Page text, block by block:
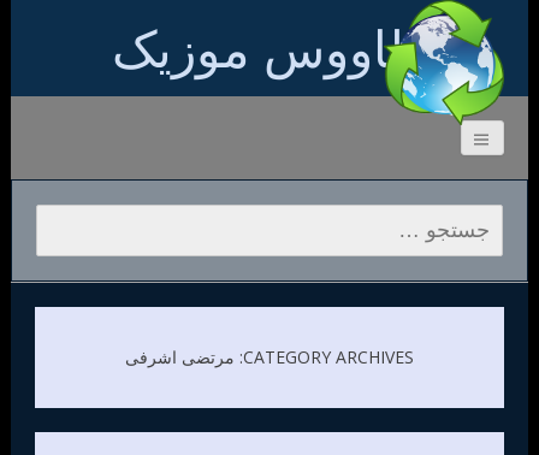
طاووس موزیک
جستجو برای:
CATEGORY ARCHIVES: مرتضی اشرفی